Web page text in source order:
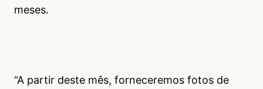
meses.
“A partir deste mês, forneceremos fotos de